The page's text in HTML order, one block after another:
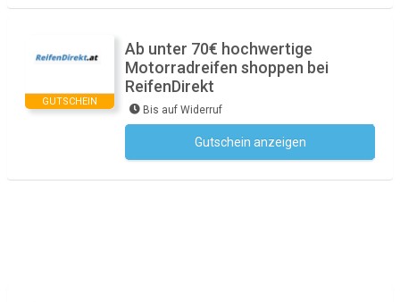
GUTSCHEIN
Ab unter 70€ hochwertige
Motorradreifen shoppen bei
ReifenDirekt
Bis auf Widerruf
Gutschein anzeigen